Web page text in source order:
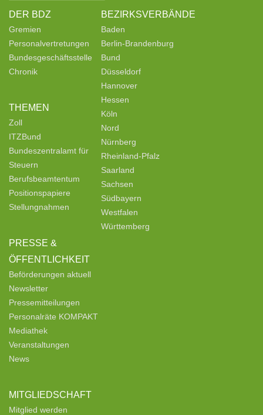
DER BDZ
Gremien
Personalvertretungen
Bundesgeschäftsstelle
Chronik
THEMEN
Zoll
ITZBund
Bundeszentralamt für
Steuern
Berufsbeamtentum
Positionspapiere
Stellungnahmen
PRESSE &
ÖFFENTLICHKEIT
Beförderungen aktuell
Newsletter
Pressemitteilungen
Personalräte KOMPAKT
Mediathek
Veranstaltungen
News
MITGLIEDSCHAFT
Mitglied werden
BEZIRKSVERBÄNDE
Baden
Berlin-Brandenburg
Bund
Düsseldorf
Hannover
Hessen
Köln
Nord
Nürnberg
Rheinland-Pfalz
Saarland
Sachsen
Südbayern
Westfalen
Württemberg